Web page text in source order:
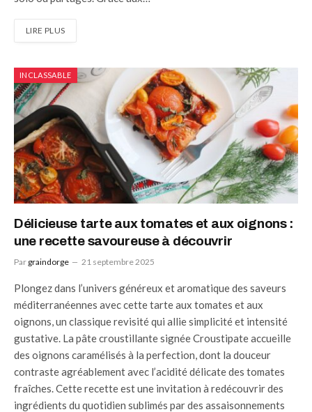
LIRE PLUS
INCLASSABLE
Délicieuse tarte aux tomates et aux oignons :
une recette savoureuse à découvrir
Par graindorge 21 septembre 2025
Plongez dans l’univers généreux et aromatique des saveurs
méditerranéennes avec cette tarte aux tomates et aux
oignons, un classique revisité qui allie simplicité et intensité
gustative. La pâte croustillante signée Croustipate accueille
des oignons caramélisés à la perfection, dont la douceur
contraste agréablement avec l’acidité délicate des tomates
fraîches. Cette recette est une invitation à redécouvrir des
ingrédients du quotidien sublimés par des assaisonnements